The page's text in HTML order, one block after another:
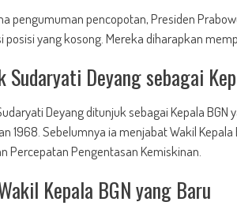
pengumuman pencopotan, Presiden
posisi yang kosong. Mereka diharapkan
Sudaryati Deyang sebagai
Deyang ditunjuk sebagai Kepala
1968. Sebelumnya ia menjabat Wakil
Percepatan Pengentasan Kemiskinan.
Kepala BGN yang Baru